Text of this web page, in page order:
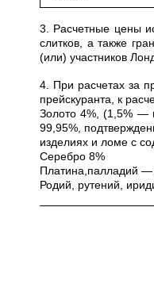
3. Расчетные цены
слитков, а также
(или) участников
4. При расчетах за
прейскуранта, к
Золото 4%, (1,5% —
99,95%,
изделиях и ломе с
Серебро 8%
Платина,палладий —
Родий, рутений,